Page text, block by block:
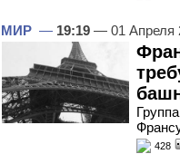
МИР — 19:19 — 01 Апреля
428